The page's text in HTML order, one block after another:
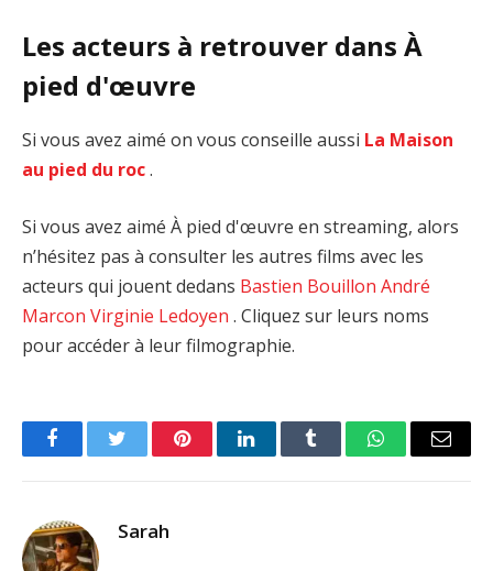
Les acteurs à retrouver dans À
pied d'œuvre
Si vous avez aimé on vous conseille aussi La Maison
au pied du roc.
Si vous avez aimé À pied d'œuvre en streaming, alors
n’hésitez pas à consulter les autres films avec les
acteurs qui jouent dedans Bastien Bouillon André
Marcon Virginie Ledoyen . Cliquez sur leurs noms
pour accéder à leur filmographie.
FacebookTwitter PinterestLinkedInTumblr WhatsAppEmail
Sarah